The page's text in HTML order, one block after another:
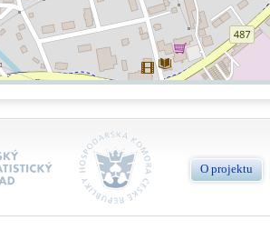
O projektu